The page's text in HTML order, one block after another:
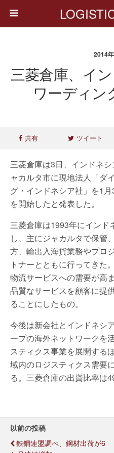
2014
三菱倉庫、イ
ワーディン
共有 ツイート
三菱倉庫は3日、インドネ
ャカルタ市に現地法人「ダ
グ・インドネシア社」を1
を開始したと発表した。
三菱倉庫は1993年にインド
し、主にジャカルタで保管
方、輸出入海貨業務やプロ
トナーとともに行ってきた
物流サービスへの需要が高
品質なサービスを顧客に提
ることにしたもの。
今後は新会社とインドネシ
ープの海外ネットワークを
スティクス事業を展開する
域内のロジスティクス需要
る。三菱倉庫の出資比率は
以前の投稿
鉄鋼連盟調べ、鋼材出荷が6